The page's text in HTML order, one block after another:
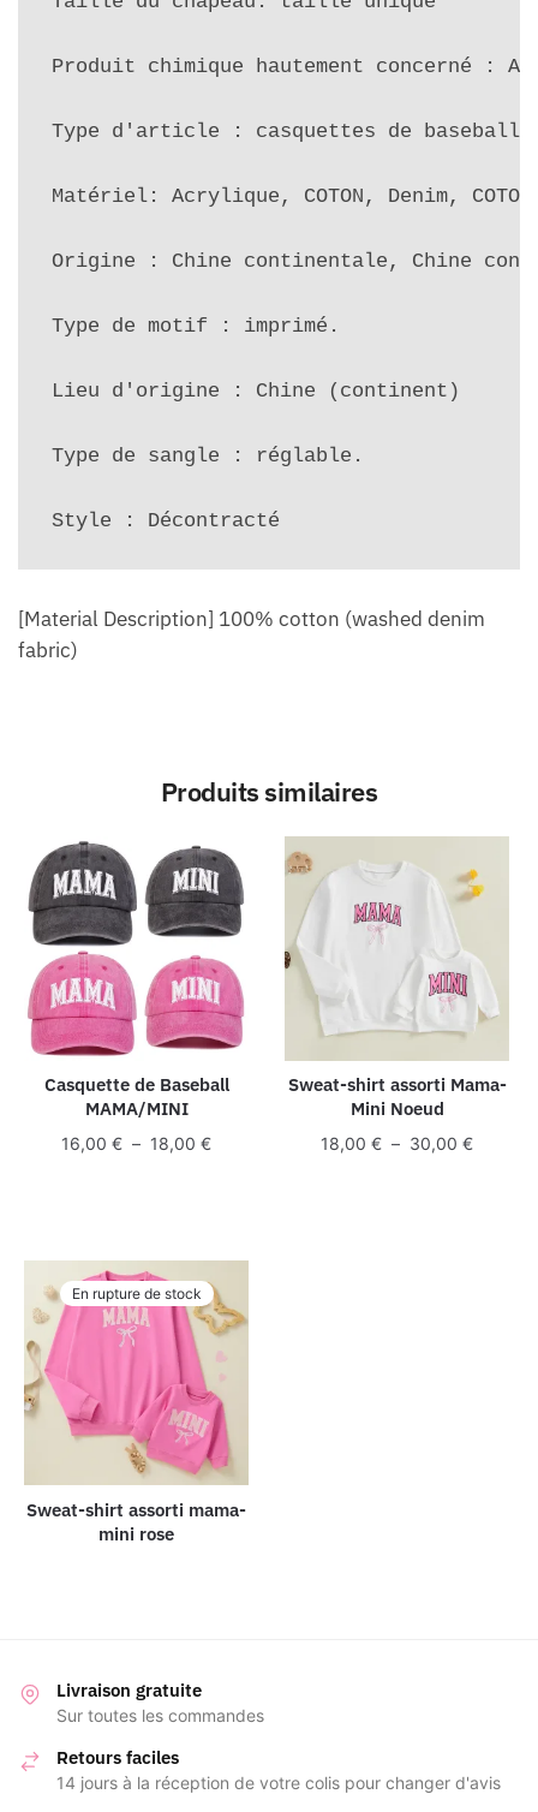
Produit chimique hautement concerné :
Type d'article : casquettes de baseball,
Matériel: Acrylique, COTON, Denim, COTON
Origine : Chine continentale, Chine
Type de motif : imprimé.
Lieu d'origine : Chine (continent)
Type de sangle : réglable.
Style : Décontracté
[Material Description] 100% cotton (washed denim
fabric)
Produits similaires
Casquette de Baseball
MAMA/MINI
16,00€ – 18,00€Plage
Sweat-shirt assorti Mama-
Mini Noeud
18,00€ – 30,00€Plage
En rupture de stock
Sweat-shirt assorti mama-
mini rose
Livraison gratuite
Sur toutes les commandes
Retours faciles
14 jours à la réception de votre colis pour changer d'avis